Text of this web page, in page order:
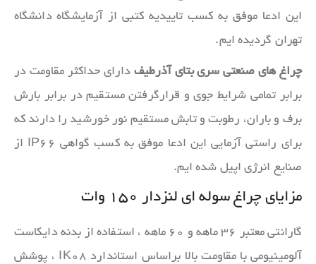
این ادعا موفق به کسب تاییدیه کتبی از آزمایشگاه دانشگاه
تهران گردیده ایم.
چراغ های صنعتی سری بتای آذرطیف دارای حداکثر مقاومت در
برابر تمامی شرایط جوی و قرارگرفتن مستقیم در برابر بارش
برف و باران، رطوبت و تابش مستقیم نور خورشید را دارند که
برای راستی آزمایی این ادعا موفق به کسب گواهی IP66 از
صنایع انرژی اپیل شده ایم.
مزایای چراغ سوله ای لنزدار ۱۵۰ وات
گارانتی معتبر ۳۶ ماهه و ۶۰ ماهه ، استفاده از بدنه دایکاست
آلومینیومی با مقاومت بالا براساس استاندارد IK08 ، پوشش